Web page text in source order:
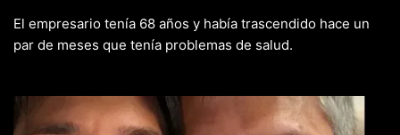
El empresario tenía 68 años y había trascendido hace un
par de meses que tenía problemas de salud.